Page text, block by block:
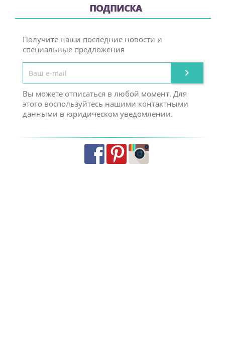
ПОДПИСКА
Получите наши последние новости и
специальные предложения

Вы можете отписаться в любой момент. Для
этого воспользуйтесь нашими контактными
данными в юридическом уведомлении.
FacebookPinterestInstagram